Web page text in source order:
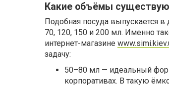
Какие объёмы
Подобная посуда выпускается
70, 120, 150 и 200 мл. Именно
интернет-магазине
задачу:
50–80 мл — идеальный
корпоративах. В такую